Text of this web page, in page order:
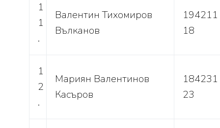
1
1
.
Валентин Тихомиров
Вълканов
194211
18
1
2
.
Мариян Валентинов
Касъров
184231
23